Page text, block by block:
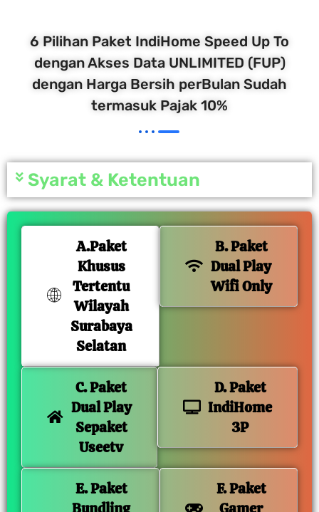
6 Pilihan Paket IndiHome Speed Up To
dengan Akses Data UNLIMITED (FUP)
dengan Harga Bersih perBulan Sudah
termasuk Pajak 10%
Syarat & Ketentuan
A.Paket
Khusus
Tertentu
Wilayah
Surabaya
Selatan
B. Paket
Dual Play
Wifi Only
C. Paket
Dual Play
Sepaket
Useetv
D. Paket
IndiHome
3P
E. Paket
Bundling
F. Paket
Gamer